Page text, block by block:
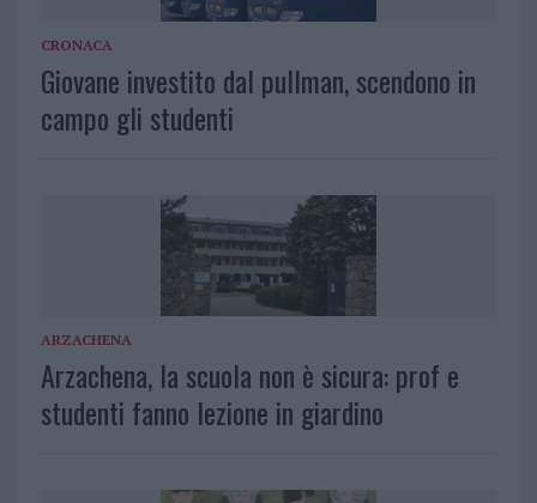
CRONACA
Giovane investito dal pullman, scendono in
campo gli studenti
ARZACHENA
Arzachena, la scuola non è sicura: prof e
studenti fanno lezione in giardino